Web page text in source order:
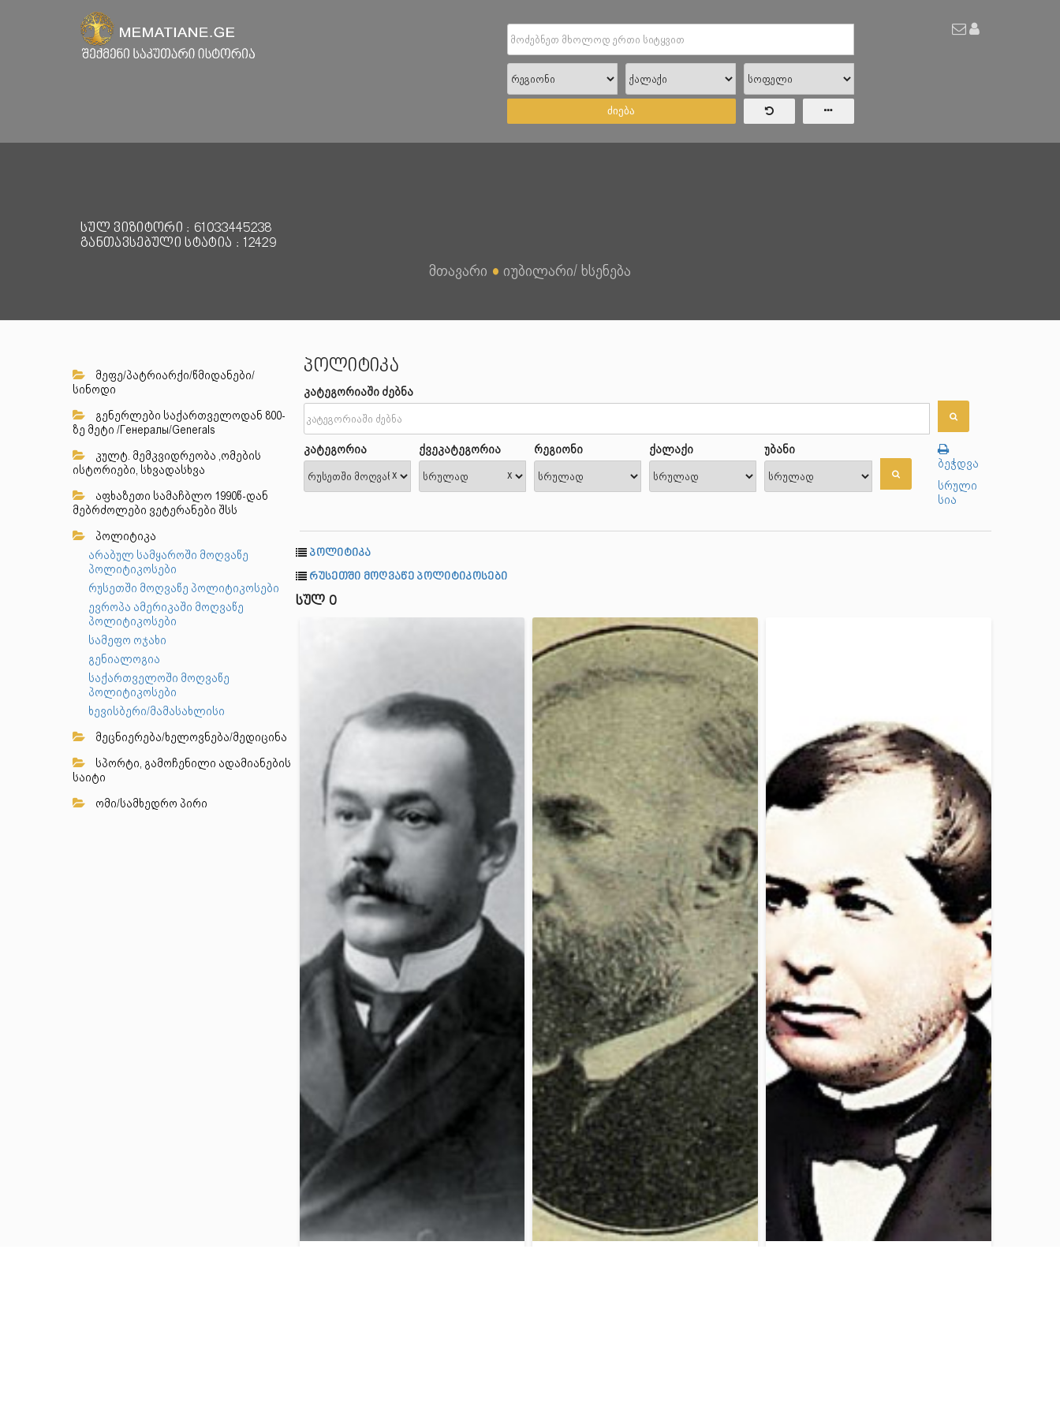
ძიება
სულ ვიზიტორი : 61033445238
განთავსებული სტატია : 12429
მთავარი ● იუბილარი/ ხსენება
მეფე/პატრიარქი/წმიდანები/
სინოდი
გენერლები საქართველოდან 800-
ზე მეტი /Генералы/Generals
კულტ. მემკვიდრეობა ,ომების
ისტორიები, სხვადასხვა
აფხაზეთი სამაჩბლო 1990წ-დან
მებრძოლები ვეტერანები შსს
პოლიტიკა
არაბულ სამყაროში მოღვაწე
პოლიტიკოსები
რუსეთში მოღვაწე პოლიტიკოსები
ევროპა ამერიკაში მოღვაწე
პოლიტიკოსები
სამეფო ოჯახი
გენიალოგია
საქართველოში მოღვაწე
პოლიტიკოსები
ხევისბერი/მამასახლისი
მეცნიერება/ხელოვნება/მედიცინა
სპორტი, გამოჩენილი ადამიანების
საიტი
ომი/სამხედრო პირი
პოლიტიკა
კატეგორიაში ძებნა
კატეგორია
x
ქვეკატეგორია
x
რეგიონი ქალაქი
უბანი
ბეჭდვა
სრული
სია
პოლიტიკა
რუსეთში მოღვაწე პოლიტიკოსები
სულ 0